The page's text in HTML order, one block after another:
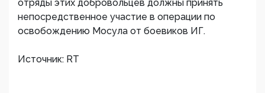
отряды этих добровольцев должны принять
непосредственное участие в операции по
освобождению Мосула от боевиков ИГ.
Источник: RT